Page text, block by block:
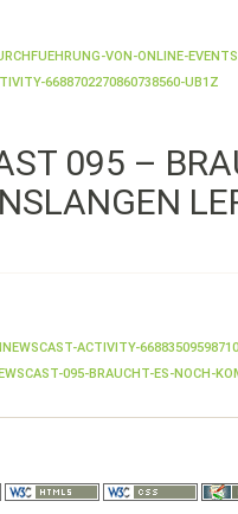
VON-ONLINE-
6688702270860738560-UB1Z
095 –
ACTIVITY-
095-BRAUCHT-ES-NOCH-